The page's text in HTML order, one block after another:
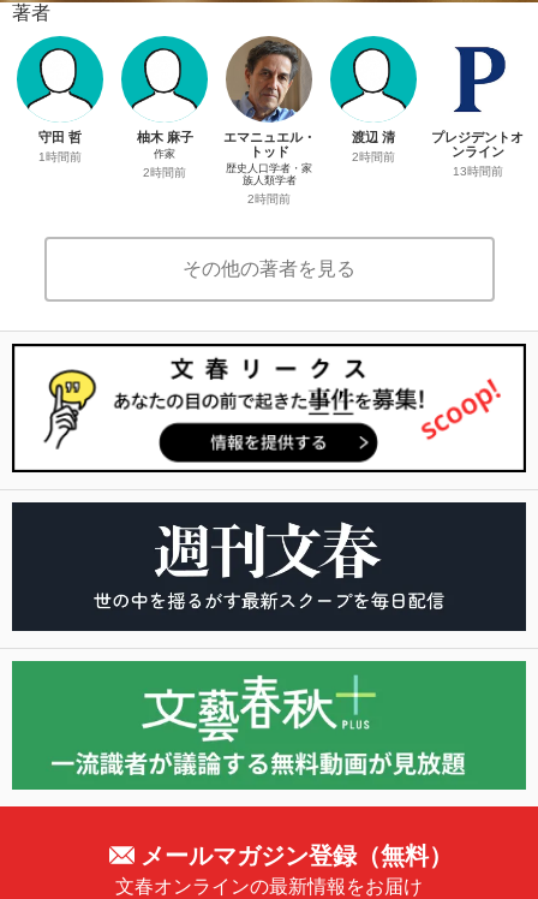
著者
守田 哲
1時間前
柚木 麻子
作家
2時間前
エマニュエル・
トッド
歴史人口学者・家
族人類学者
2時間前
渡辺 清
2時間前
プレジデントオ
ンライン
13時間前
その他の著者を見る
メールマガジン登録（無料）
文春オンラインの最新情報をお届け